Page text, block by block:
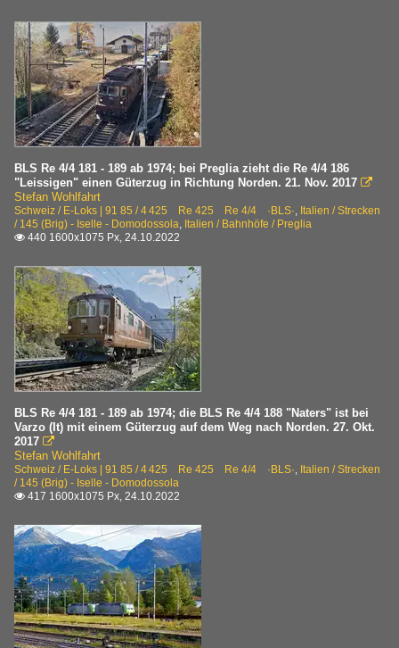
BLS Re 4/4 181 - 189 ab 1974; bei Preglia zieht die Re 4/4 186
"Leissigen" einen Güterzug in Richtung Norden. 21. Nov. 2017 
Stefan Wohlfahrt
Schweiz / E-Loks | 91 85 / 4 425 Re 425 Re 4/4 ·BLS·, Italien / Strecken
/ 145 (Brig) - Iselle - Domodossola, Italien / Bahnhöfe / Preglia
 440 1600x1075 Px, 24.10.2022
BLS Re 4/4 181 - 189 ab 1974; die BLS Re 4/4 188 "Naters" ist bei
Varzo (It) mit einem Güterzug auf dem Weg nach Norden. 27. Okt.
2017 
Stefan Wohlfahrt
Schweiz / E-Loks | 91 85 / 4 425 Re 425 Re 4/4 ·BLS·, Italien / Strecken
/ 145 (Brig) - Iselle - Domodossola
 417 1600x1075 Px, 24.10.2022